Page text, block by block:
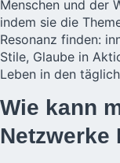
Menschen und der
indem sie die
Resonanz finden:
Stile, Glaube in
Leben in den
Wie kann
Netzwerke